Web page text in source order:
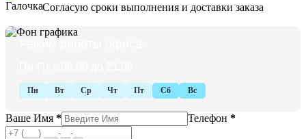
Ваше Имя * Телефон *
Согласую сроки выполнения и доставки заказа
Пн Вт Ср Чт Пт Сб Вс